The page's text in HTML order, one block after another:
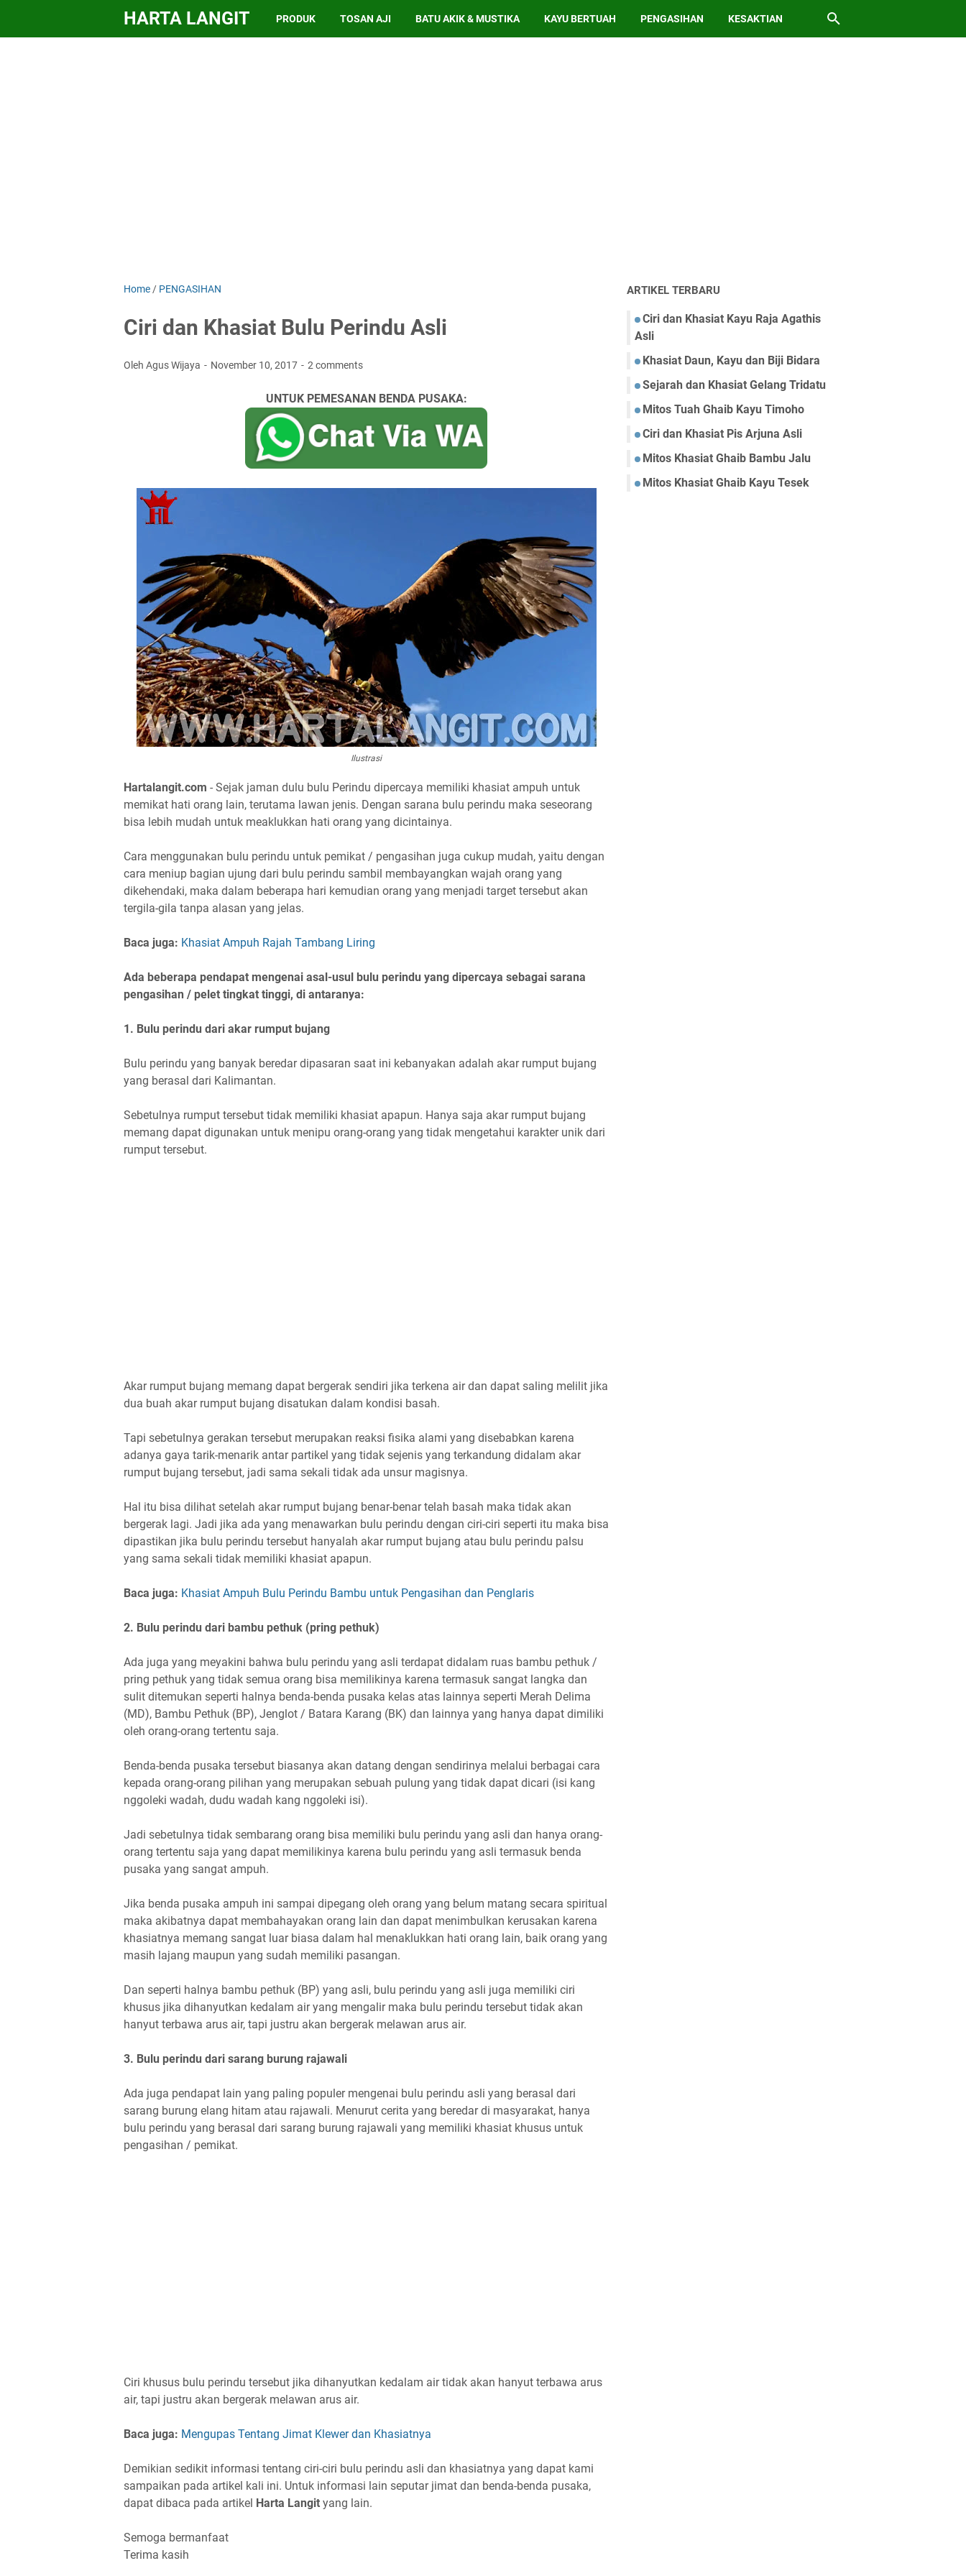
HARTA LANGIT PRODUK TOSAN AJI BATU AKIK & MUSTIKA KAYU BERTUAH PENGASIHAN KESAKTIAN
Home / PENGASIHAN
Ciri dan Khasiat Bulu Perindu Asli
Oleh Agus Wijaya November 10, 2017 2 comments
UNTUK PEMESANAN BENDA PUSAKA:
Ilustrasi
Hartalangit.com - Sejak jaman dulu bulu Perindu dipercaya memiliki khasiat ampuh untuk
memikat hati orang lain, terutama lawan jenis. Dengan sarana bulu perindu maka seseorang
bisa lebih mudah untuk meaklukkan hati orang yang dicintainya.
Cara menggunakan bulu perindu untuk pemikat / pengasihan juga cukup mudah, yaitu dengan
cara meniup bagian ujung dari bulu perindu sambil membayangkan wajah orang yang
dikehendaki, maka dalam beberapa hari kemudian orang yang menjadi target tersebut akan
tergila-gila tanpa alasan yang jelas.
Baca juga: Khasiat Ampuh Rajah Tambang Liring
Ada beberapa pendapat mengenai asal-usul bulu perindu yang dipercaya sebagai sarana
pengasihan / pelet tingkat tinggi, di antaranya:
1. Bulu perindu dari akar rumput bujang
Bulu perindu yang banyak beredar dipasaran saat ini kebanyakan adalah akar rumput bujang
yang berasal dari Kalimantan.
Sebetulnya rumput tersebut tidak memiliki khasiat apapun. Hanya saja akar rumput bujang
memang dapat digunakan untuk menipu orang-orang yang tidak mengetahui karakter unik dari
rumput tersebut.
Akar rumput bujang memang dapat bergerak sendiri jika terkena air dan dapat saling melilit jika
dua buah akar rumput bujang disatukan dalam kondisi basah.
Tapi sebetulnya gerakan tersebut merupakan reaksi fisika alami yang disebabkan karena
adanya gaya tarik-menarik antar partikel yang tidak sejenis yang terkandung didalam akar
rumput bujang tersebut, jadi sama sekali tidak ada unsur magisnya.
Hal itu bisa dilihat setelah akar rumput bujang benar-benar telah basah maka tidak akan
bergerak lagi. Jadi jika ada yang menawarkan bulu perindu dengan ciri-ciri seperti itu maka bisa
dipastikan jika bulu perindu tersebut hanyalah akar rumput bujang atau bulu perindu palsu
yang sama sekali tidak memiliki khasiat apapun.
Baca juga: Khasiat Ampuh Bulu Perindu Bambu untuk Pengasihan dan Penglaris
2. Bulu perindu dari bambu pethuk (pring pethuk)
Ada juga yang meyakini bahwa bulu perindu yang asli terdapat didalam ruas bambu pethuk /
pring pethuk yang tidak semua orang bisa memilikinya karena termasuk sangat langka dan
sulit ditemukan seperti halnya benda-benda pusaka kelas atas lainnya seperti Merah Delima
(MD), Bambu Pethuk (BP), Jenglot / Batara Karang (BK) dan lainnya yang hanya dapat dimiliki
oleh orang-orang tertentu saja.
Benda-benda pusaka tersebut biasanya akan datang dengan sendirinya melalui berbagai cara
kepada orang-orang pilihan yang merupakan sebuah pulung yang tidak dapat dicari (isi kang
nggoleki wadah, dudu wadah kang nggoleki isi).
Jadi sebetulnya tidak sembarang orang bisa memiliki bulu perindu yang asli dan hanya orang-
orang tertentu saja yang dapat memilikinya karena bulu perindu yang asli termasuk benda
pusaka yang sangat ampuh.
Jika benda pusaka ampuh ini sampai dipegang oleh orang yang belum matang secara spiritual
maka akibatnya dapat membahayakan orang lain dan dapat menimbulkan kerusakan karena
khasiatnya memang sangat luar biasa dalam hal menaklukkan hati orang lain, baik orang yang
masih lajang maupun yang sudah memiliki pasangan.
Dan seperti halnya bambu pethuk (BP) yang asli, bulu perindu yang asli juga memiliki ciri
khusus jika dihanyutkan kedalam air yang mengalir maka bulu perindu tersebut tidak akan
hanyut terbawa arus air, tapi justru akan bergerak melawan arus air.
3. Bulu perindu dari sarang burung rajawali
Ada juga pendapat lain yang paling populer mengenai bulu perindu asli yang berasal dari
sarang burung elang hitam atau rajawali. Menurut cerita yang beredar di masyarakat, hanya
bulu perindu yang berasal dari sarang burung rajawali yang memiliki khasiat khusus untuk
pengasihan / pemikat.
Ciri khusus bulu perindu tersebut jika dihanyutkan kedalam air tidak akan hanyut terbawa arus
air, tapi justru akan bergerak melawan arus air.
Baca juga: Mengupas Tentang Jimat Klewer dan Khasiatnya
Demikian sedikit informasi tentang ciri-ciri bulu perindu asli dan khasiatnya yang dapat kami
sampaikan pada artikel kali ini. Untuk informasi lain seputar jimat dan benda-benda pusaka,
dapat dibaca pada artikel Harta Langit yang lain.
Semoga bermanfaat
Terima kasih
ARTIKEL TERBARU
Ciri dan Khasiat Kayu Raja Agathis
Asli
Khasiat Daun, Kayu dan Biji Bidara
Sejarah dan Khasiat Gelang Tridatu
Mitos Tuah Ghaib Kayu Timoho
Ciri dan Khasiat Pis Arjuna Asli
Mitos Khasiat Ghaib Bambu Jalu
Mitos Khasiat Ghaib Kayu Tesek